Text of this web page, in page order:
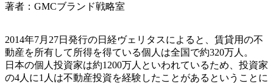
著者：GMCブランド戦略室
2014年7月27日発行の日経ヴェリタスによると、賃貸用の不
動産を所有して所得を得ている個人は全国で約320万人。
日本の個人投資家は約1200万人といわれているため、投資家
の4人に1人は不動産投資を経験したことがあるということに